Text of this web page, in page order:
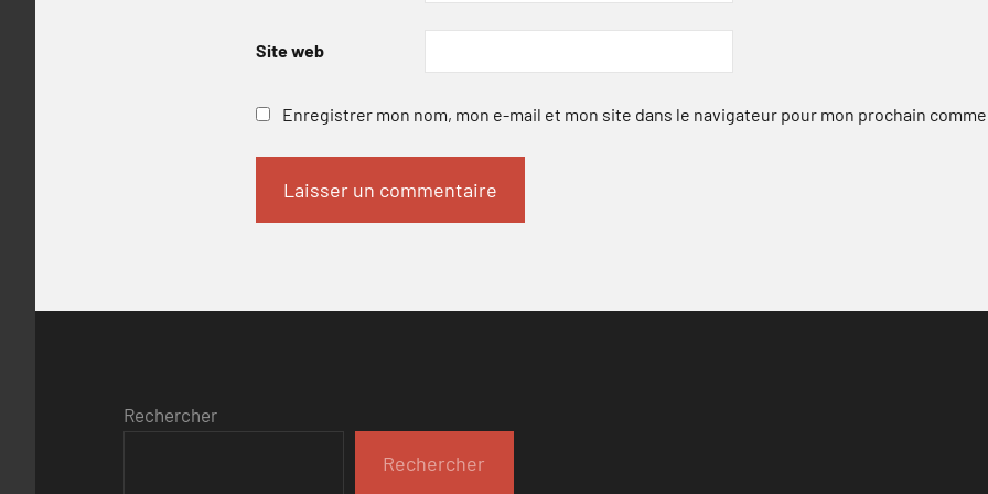
Site web
Enregistrer mon nom, mon e-mail et mon site dans le navigateur pour mon prochain
Rechercher
Rechercher